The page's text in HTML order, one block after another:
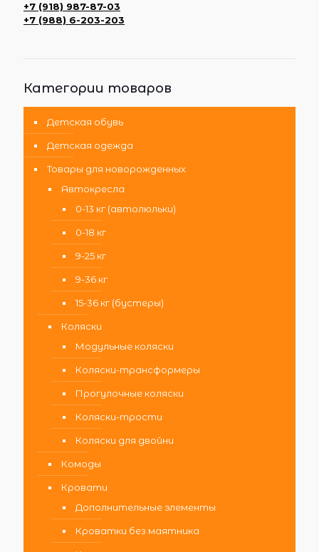
+7 (918) 987-87-03
+7 (988) 6-203-203
Категории товаров
Детская обувь
Детская одежда
Товары для новорожденных
Автокресла
0-13 кг (автолюльки)
0-18 кг
9-25 кг
9-36 кг
15-36 кг (бустеры)
Коляски
Модульные коляски
Коляски-трансформеры
Прогулочные коляски
Коляски-трости
Коляски для двойни
Комоды
Кровати
Дополнительные элементы
Кроватки без маятника